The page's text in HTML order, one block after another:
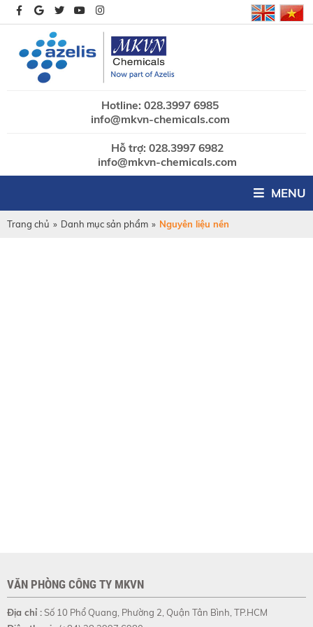
Hotline: 028.3997 6985
info@mkvn-chemicals.com
Hỗ trợ: 028.3997 6982
info@mkvn-chemicals.com
MENU
Trang chủ » Danh mục sản phẩm » Nguyên liệu nền
VĂN PHÒNG CÔNG TY MKVN
Địa chỉ :Số 10 Phổ Quang, Phường 2, Quận Tân Bình, TP.HCM